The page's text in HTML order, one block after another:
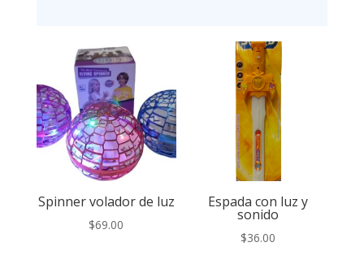
Spinner volador de luz
$69.00
Espada con luz y
sonido
$36.00